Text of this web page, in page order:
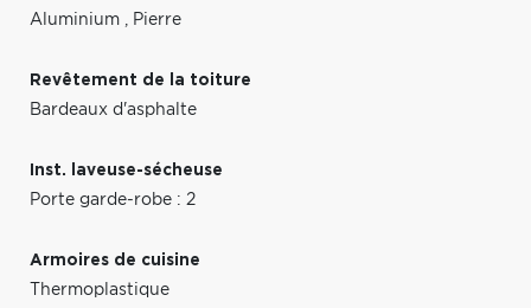
Aluminium , Pierre
Revêtement de la toiture
Bardeaux d'asphalte
Inst. laveuse-sécheuse
Porte garde-robe : 2
Armoires de cuisine
Thermoplastique